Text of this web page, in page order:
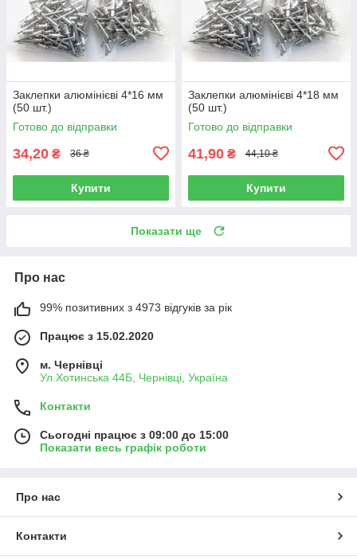
Заклепки алюмінієві 4*16 мм
(50 шт.)
Готово до відправки
34,20 ₴ 36 ₴
Купити
Заклепки алюмінієві 4*18 мм
(50 шт.)
Готово до відправки
41,90 ₴ 44,10 ₴
Купити
Показати ще
Про нас
99% позитивних з 4973 відгуків за рік
Працює з 15.02.2020
м. Чернівці
Ул.Хотинська 44Б, Чернівці, Україна
Контакти
Сьогодні працює з 09:00 до 15:00
Показати весь графік роботи
Про нас
Контакти